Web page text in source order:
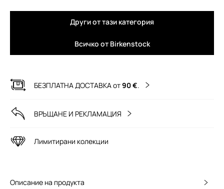
Други от тази категория
Всичко от Birkenstock
БЕЗПЛАТНА ДОСТАВКА от90 €.
ВРЪЩАНЕ И РЕКЛАМАЦИЯ
Лимитирани колекции
Описание на продукта